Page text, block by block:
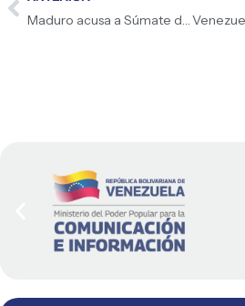
Maduro acusa a Súmate de fraude electoral en Ecuador